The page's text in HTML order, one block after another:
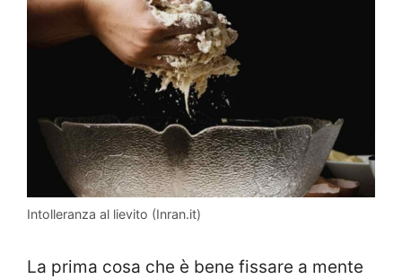
Intolleranza al lievito (Inran.it)
La prima cosa che è bene fissare a mente